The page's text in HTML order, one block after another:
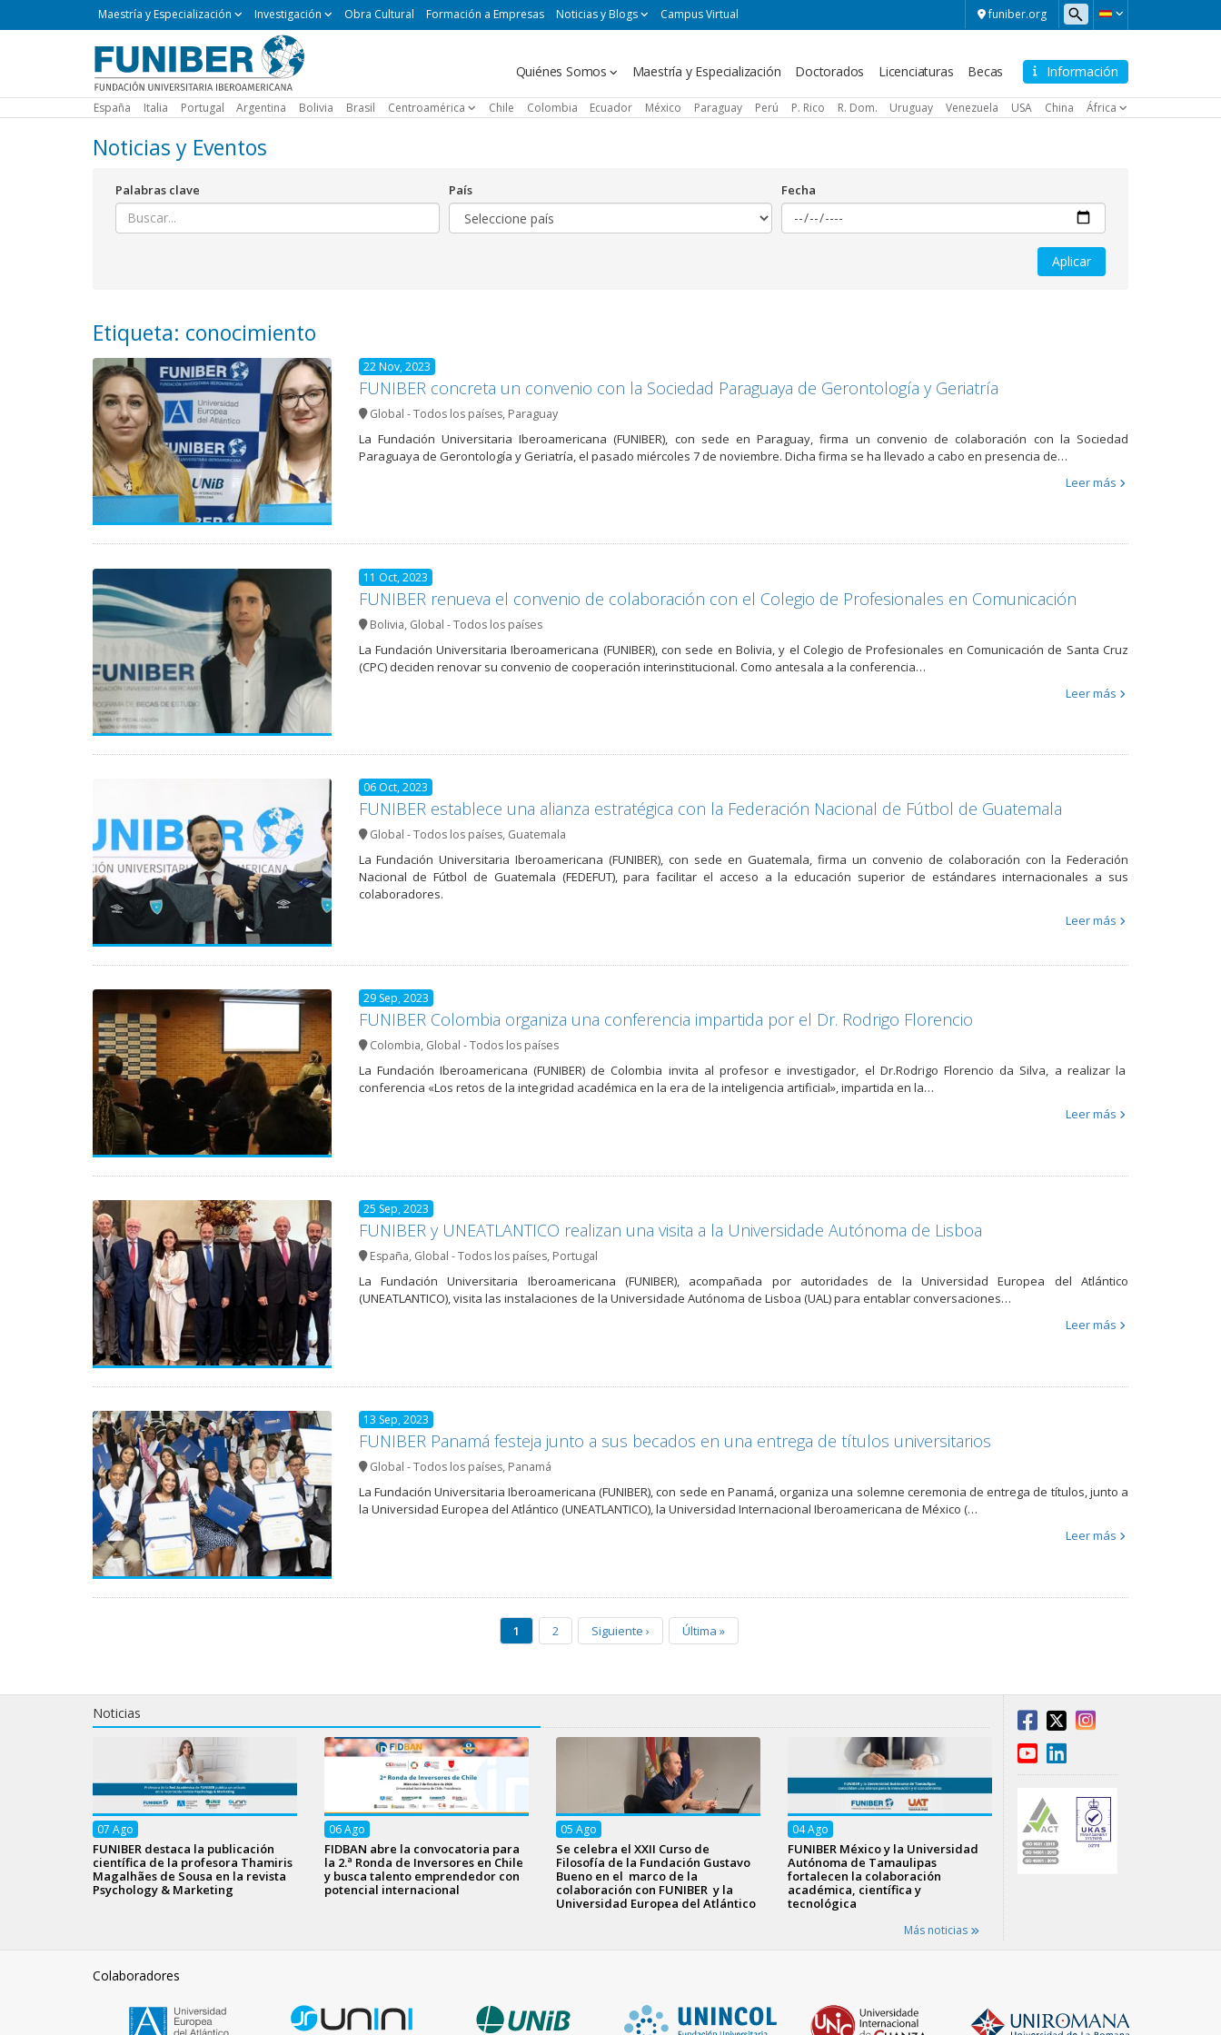
funiber.org
Maestría
Maestría y Especialización Investigación Obra Cultural Formación a Empresas Noticias y Blogs Campus Virtual
Información
Navegación
Quiénes Somos Maestría y Especialización Doctorados Licenciaturas Becas
España Italia Portugal Argentina Bolivia Brasil Centroamérica Chile Colombia Ecuador México Paraguay Perú P. Rico R. Dom. Uruguay Venezuela USA China África
Noticias y Eventos
Palabras clave País Fecha
Etiqueta: conocimiento
22 Nov, 2023
FUNIBER concreta un convenio con la Sociedad Paraguaya de Gerontología y Geriatría
Global - Todos los países, Paraguay
La Fundación Universitaria Iberoamericana (FUNIBER), con sede en Paraguay, firma un convenio de colaboración con la Sociedad
Paraguaya de Gerontología y Geriatría, el pasado miércoles 7 de noviembre. Dicha firma se ha llevado a cabo en presencia de…
Leer más
11 Oct, 2023
FUNIBER renueva el convenio de colaboración con el Colegio de Profesionales en Comunicación
Bolivia, Global - Todos los países
La Fundación Universitaria Iberoamericana (FUNIBER), con sede en Bolivia, y el Colegio de Profesionales en Comunicación de Santa Cruz
(CPC) deciden renovar su convenio de cooperación interinstitucional. Como antesala a la conferencia…
Leer más
06 Oct, 2023
FUNIBER establece una alianza estratégica con la Federación Nacional de Fútbol de Guatemala
Global - Todos los países, Guatemala
La Fundación Universitaria Iberoamericana (FUNIBER), con sede en Guatemala, firma un convenio de colaboración con la Federación
Nacional de Fútbol de Guatemala (FEDEFUT), para facilitar el acceso a la educación superior de estándares internacionales a sus
colaboradores.
Leer más
29 Sep, 2023
FUNIBER Colombia organiza una conferencia impartida por el Dr. Rodrigo Florencio
Colombia, Global - Todos los países
La Fundación Iberoamericana (FUNIBER) de Colombia invita al profesor e investigador, el Dr.Rodrigo Florencio da Silva, a realizar la
conferencia «Los retos de la integridad académica en la era de la inteligencia artificial», impartida en la…
Leer más
25 Sep, 2023
FUNIBER y UNEATLANTICO realizan una visita a la Universidade Autónoma de Lisboa
España, Global - Todos los países, Portugal
La Fundación Universitaria Iberoamericana (FUNIBER), acompañada por autoridades de la Universidad Europea del Atlántico
(UNEATLANTICO), visita las instalaciones de la Universidade Autónoma de Lisboa (UAL) para entablar conversaciones…
Leer más
13 Sep, 2023
FUNIBER Panamá festeja junto a sus becados en una entrega de títulos universitarios
Global - Todos los países, Panamá
La Fundación Universitaria Iberoamericana (FUNIBER), con sede en Panamá, organiza una solemne ceremonia de entrega de títulos, junto a
la Universidad Europea del Atlántico (UNEATLANTICO), la Universidad Internacional Iberoamericana de México (…
Leer más
1 2 Siguiente › Última »
Noticias
07 Ago
FUNIBER destaca la publicación
científica de la profesora Thamiris
Magalhães de Sousa en la revista
Psychology & Marketing
06Ago
FIDBAN abre la convocatoria para
la 2.ª Ronda de Inversores en Chile
y busca talento emprendedor con
potencial internacional
05 Ago
Se celebra el XXII Curso de
Filosofía de la Fundación Gustavo
Bueno en el marco de la
colaboración con FUNIBER y la
Universidad Europea del Atlántico
04Ago
FUNIBER México y la Universidad
Autónoma de Tamaulipas
fortalecen la colaboración
académica, científica y
tecnológica
Más noticias
Colaboradores